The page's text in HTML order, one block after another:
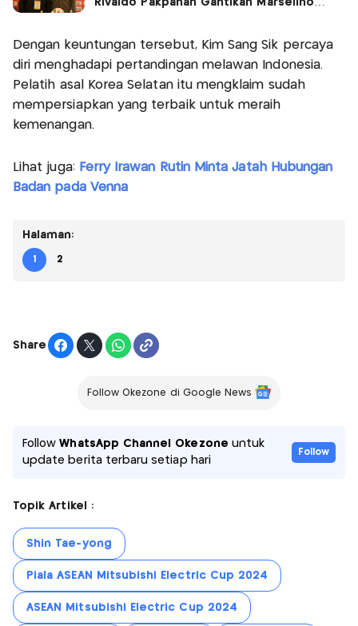
Rivaldo Pakpahan Gantikan Marselino
Dengan keuntungan tersebut, Kim Sang Sik percaya
diri menghadapi pertandingan melawan Indonesia.
Pelatih asal Korea Selatan itu mengklaim sudah
mempersiapkan yang terbaik untuk meraih
kemenangan.
Lihat juga: Ferry Irawan Rutin Minta Jatah Hubungan
Badan pada Venna
Halaman:
1 2
Share
Follow Okezone di Google News
FollowWhatsApp Channel Okezone untuk
update berita terbaru setiap hari
Follow
Topik Artikel :
Shin Tae-yong
Piala ASEAN Mitsubishi Electric Cup 2024
ASEAN Mitsubishi Electric Cup 2024